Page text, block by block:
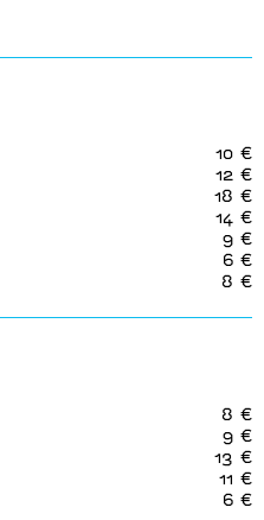
10 €
12 €
18 €
14 €
9 €
6 €
8 €
8 €
9 €
13 €
11 €
6 €